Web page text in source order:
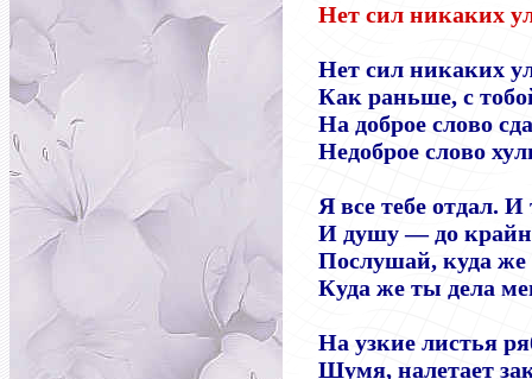
Нет сил никаких
Нет сил никаких
Как раньше, с
На доброе слово
Недоброе слово
Я все тебе отдал. И
И душу — до
Послушай, куда же
Куда же ты дела
На узкие листья
Шумя, налетает